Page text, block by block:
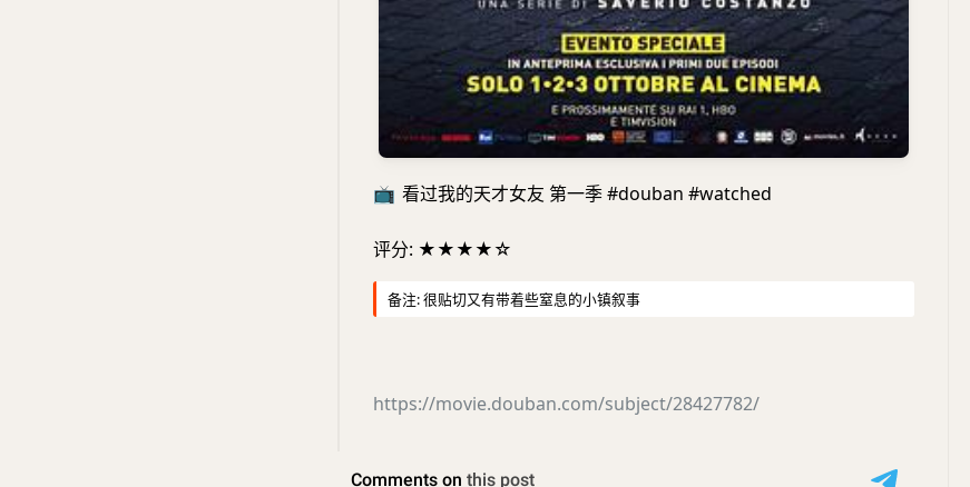
📺 看过我的天才女友 第一季 #douban #watched
评分: ★★★★☆
备注: 很贴切又有带着些窒息的小镇叙事
https://movie.douban.com/subject/28427782/